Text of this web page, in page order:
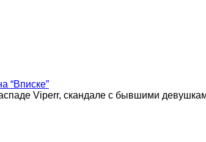
“Вписке”
Viperr, скандале с бывшими